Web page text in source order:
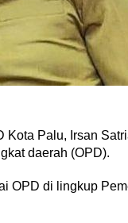
Kota Palu, Irsan
daerah (OPD).
OPD di lingkup